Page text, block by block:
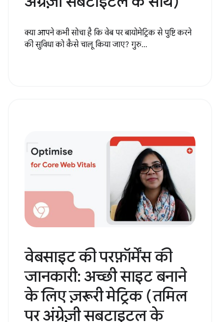
क्या आपने कभी सोचा है कि वेब पर बायोमेट्रिक से पुष्टि करने
की सुविधा को कैसे चालू किया जाए? गुरु...
वेबसाइट की परफ़ॉर्मेंस की
जानकारी: अच्छी साइट बनाने
के लिए ज़रूरी मेट्रिक (तमिल
पर अंग्रेज़ी सबटाइटल के